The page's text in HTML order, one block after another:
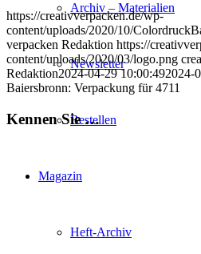
Archiv – Materialien
Newsletter
Bestellen
Magazin
Heft-Archiv
https://creativverpacken.de/wp-
content/uploads/2020/10/
verpacken Redaktion https://
content/uploads/2020/03/logo.png
Redaktion2024-04-29 10:00:492024-
Baiersbronn: Verpackung für 4711
Kennen Sie …